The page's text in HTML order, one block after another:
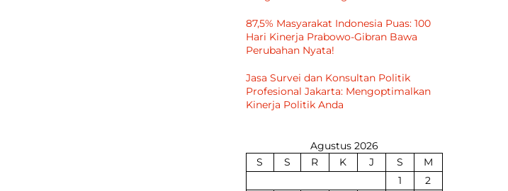
87,5% Masyarakat Indonesia Puas: 100
Hari Kinerja Prabowo-Gibran Bawa
Perubahan Nyata!
Jasa Survei dan Konsultan Politik
Profesional Jakarta: Mengoptimalkan
Kinerja Politik Anda
Agustus 2026
S
S R K J S
M
1
2